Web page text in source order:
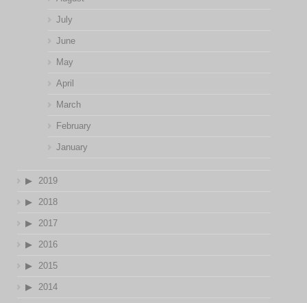
July
June
May
April
March
February
January
2019
2018
2017
2016
2015
2014